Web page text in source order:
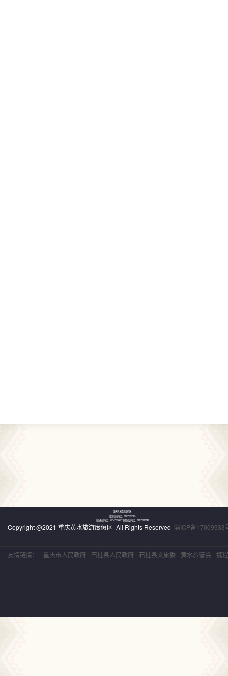
重庆黄水旅游度假区
旅游咨询电话：023-73357789
应急救援电话 ：023-73330627 旅游投诉电话：023-73330042
Copyright @2021 重庆黄水旅游度假区 All Rights Reserved 渝ICP备17009933
友情链接： 重庆市人民政府 石柱县人民政府 石柱县文旅委 黄水旅管会 携